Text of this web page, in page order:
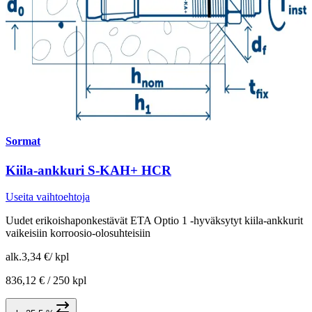
Sormat
Kiila-ankkuri S-KAH+ HCR
Useita vaihtoehtoja
Uudet erikoishaponkestävät ETA Optio 1 -hyväksytyt kiila-ankkurit
vaikeisiin korroosio-olosuhteisiin
alk.3,34 €/ kpl
836,12 € / 250 kpl